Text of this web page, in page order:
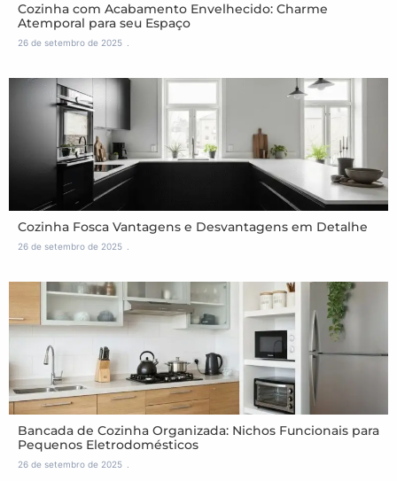
Cozinha com Acabamento Envelhecido: Charme
Atemporal para seu Espaço
26 de setembro de 2025
Cozinha Fosca Vantagens e Desvantagens em Detalhe
26 de setembro de 2025
Bancada de Cozinha Organizada: Nichos Funcionais para
Pequenos Eletrodomésticos
26 de setembro de 2025